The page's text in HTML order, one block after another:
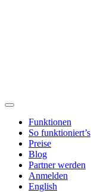
Funktionen
So funktioniert’s
Preise
Blog
Partner werden
Anmelden
English